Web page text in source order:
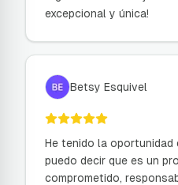
excepcional y única!
Betsy Esquivel
He tenido la oportunidad
puedo decir que es un
comprometido,